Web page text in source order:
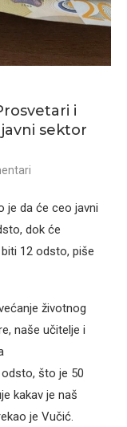
i
sektor
je da će ceo javni
dok će
12 odsto, piše
životnog
naše učitelje i
što je 50
kakav je naš
je Vučić.